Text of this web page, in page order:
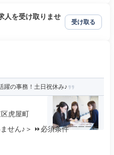
人を受け取りませ
受け取る
躍の事務！土日祝休み♪
虎屋町
せん♪＞ ⏩必須条件 ￣￣￣￣